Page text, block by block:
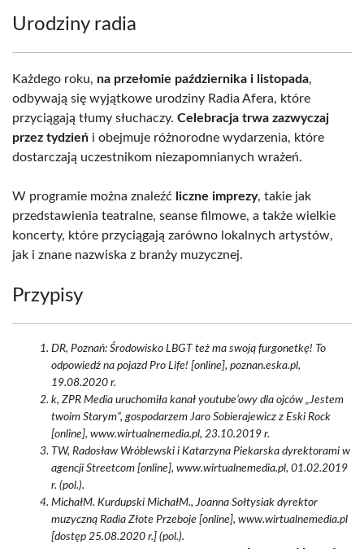
Urodziny radia
Każdego roku, na przełomie października i listopada,
odbywają się wyjątkowe urodziny Radia Afera, które
przyciągają tłumy słuchaczy. Celebracja trwa zazwyczaj
przez tydzień i obejmuje różnorodne wydarzenia, które
dostarczają uczestnikom niezapomnianych wrażeń.
W programie można znaleźć liczne imprezy, takie jak
przedstawienia teatralne, seanse filmowe, a także wielkie
koncerty, które przyciągają zarówno lokalnych artystów,
jak i znane nazwiska z branży muzycznej.
Przypisy
DR, Poznań: Środowisko LBGT też ma swoją furgonetkę! To
odpowiedź na pojazd Pro Life! [online], poznan.eska.pl,
19.08.2020 r.
k, ZPR Media uruchomiła kanał youtube’owy dla ojców „Jestem
twoim Starym”, gospodarzem Jaro Sobierajewicz z Eski Rock
[online], www.wirtualnemedia.pl, 23.10.2019 r.
TW, Radosław Wróblewski i Katarzyna Piekarska dyrektorami w
agencji Streetcom [online], www.wirtualnemedia.pl, 01.02.2019
r. (pol.).
MichałM. Kurdupski MichałM., Joanna Sołtysiak dyrektor
muzyczną Radia Złote Przeboje [online], www.wirtualnemedia.pl
[dostęp 25.08.2020 r.] (pol.).